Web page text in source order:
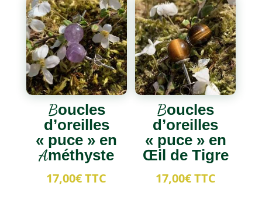
Boucles
d’oreilles
« puce » en
Améthyste
17,00€TTC
Boucles
d’oreilles
« puce » en
Œil de Tigre
17,00€TTC